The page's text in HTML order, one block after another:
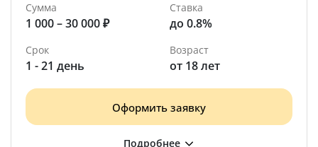
Сумма
1 000 – 30 000 ₽
Ставка
до 0.8%
Срок
1 - 21 день
Возраст
от 18 лет
Оформить заявку